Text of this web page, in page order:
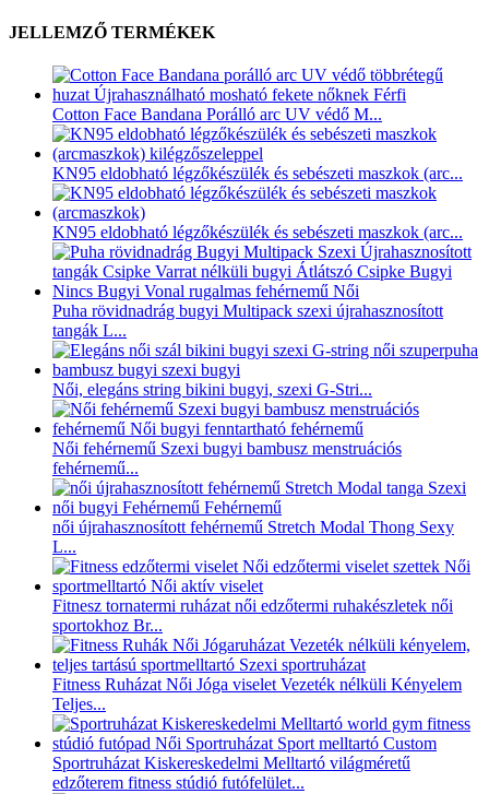
JELLEMZŐ TERMÉKEK
Cotton Face Bandana Porálló arc UV védő M...
KN95 eldobható légzőkészülék és sebészeti maszkok (arc...
KN95 eldobható légzőkészülék és sebészeti maszkok (arc...
Puha rövidnadrág bugyi Multipack szexi újrahasznosított
tangák L...
Női, elegáns string bikini bugyi, szexi G-Stri...
Női fehérnemű Szexi bugyi bambusz menstruációs
fehérnemű...
női újrahasznosított fehérnemű Stretch Modal Thong Sexy
L...
Fitnesz tornatermi ruházat női edzőtermi ruhakészletek női
sportokhoz Br...
Fitness Ruházat Női Jóga viselet Vezeték nélküli Kényelem
Teljes...
Sportruházat Kiskereskedelmi Melltartó világméretű
edzőterem fitness stúdió futófelület...